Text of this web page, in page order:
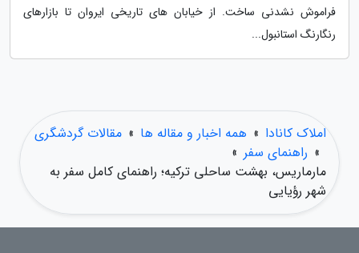
فراموش نشدنی ساخت. از خیابان های تاریخی ایروان تا بازارهای
رنگارنگ استانبول...
املاک کانادا » همه اخبار و مقاله ها » مقالات گردشگری
» راهنمای سفر »
مارماریس، بهشت ساحلی ترکیه؛ راهنمای کامل سفر به
شهر رؤیایی